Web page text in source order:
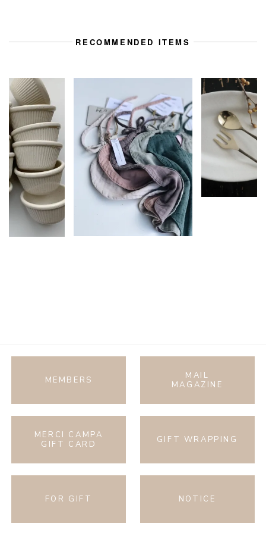
RECOMMENDED ITEMS
MEMBERS
MAIL
MAGAZINE
MERCI CAMPA
GIFT CARD
GIFT WRAPPING
FOR GIFT NOTICE